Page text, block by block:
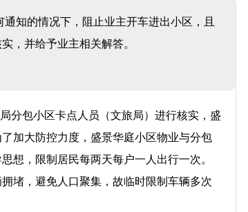
知的情况下，阻止业主开车进出小区，且
，并给予业主相关解答。
分包小区卡点人员（文旅局）进行核实，盛
加大防控力度，盛景华庭小区物业与分包
想，限制居民每两天每户一人出行一次。
堵，避免人口聚集，故临时限制车辆多次